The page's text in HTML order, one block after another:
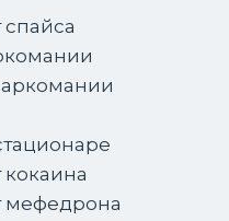
мефедрона